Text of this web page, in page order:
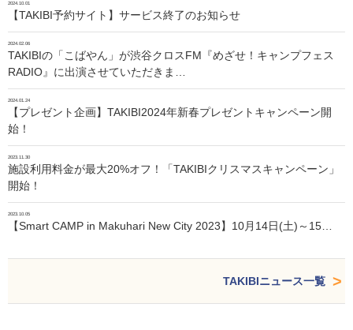
2024.10.01
【TAKIBI予約サイト】サービス終了のお知らせ
2024.02.06
TAKIBIの「こばやん」が渋谷クロスFM『めざせ！キャンプフェス
RADIO』に出演させていただきま…
2024.01.24
【プレゼント企画】TAKIBI2024年新春プレゼントキャンペーン開
始！
2023.11.30
施設利用料金が最大20%オフ！「TAKIBIクリスマスキャンペーン」
開始！
2023.10.05
【Smart CAMP in Makuhari New City 2023】10月14日(土)～15…
TAKIBIニュース一覧